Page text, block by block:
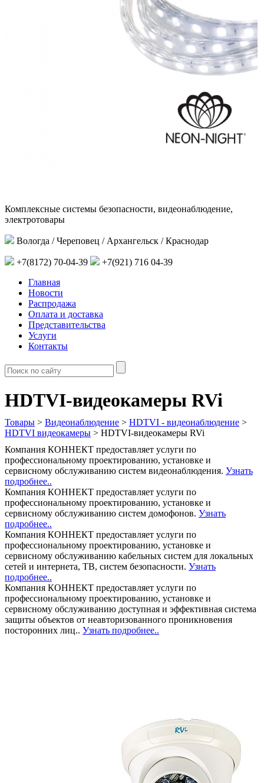
Комплексные системы безопасности, видеонаблюдение,
электротовары
Вологда / Череповец / Архангельск / Краснодар
+7(8172) 70-04-39
+7(921) 716 04-39
Главная
Новости
Распродажа
Оплата и доставка
Представительства
Услуги
Контакты
HDTVI-видеокамеры RVi
Товары > Видеонаблюдение > HDTVI - видеонаблюдение >
HDTVI видеокамеры > HDTVI-видеокамеры RVi
Компания КОННЕКТ предоставляет услуги по
профессиональному проектированию, установке и
сервисному обслуживанию систем видеонаблюдения. Узнать
подробнее..
Компания КОННЕКТ предоставляет услуги по
профессиональному проектированию, установке и
сервисному обслуживанию систем домофонов. Узнать
подробнее..
Компания КОННЕКТ предоставляет услуги по
профессиональному проектированию, установке и
сервисному обслуживанию кабельных систем для локальных
сетей и интернета, ТВ, систем безопасности. Узнать
подробнее..
Компания КОННЕКТ предоставляет услуги по
профессиональному проектированию, установке и
сервисному обслуживанию доступная и эффективная система
защиты объектов от неавторизованного проникновения
посторонних лиц.. Узнать подробнее..